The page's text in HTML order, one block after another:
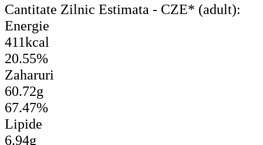
Cantitate Zilnic Estimata - CZE* (adult):
Energie
411kcal
20.55%
Zaharuri
60.72g
67.47%
Lipide
6.94g